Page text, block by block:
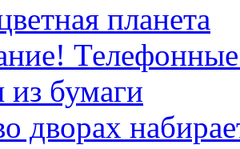
планета
бумаги
дворах